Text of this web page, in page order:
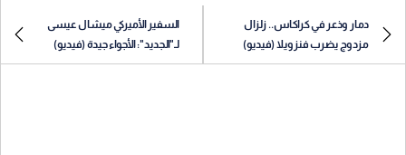
دمار وذعر في كراكاس.. زلزال
مزدوج يضرب فنزويلا (فيديو)
السفير الأميركي ميشال عيسى
لـ"الجديد": الأجواء جيدة (فيديو)